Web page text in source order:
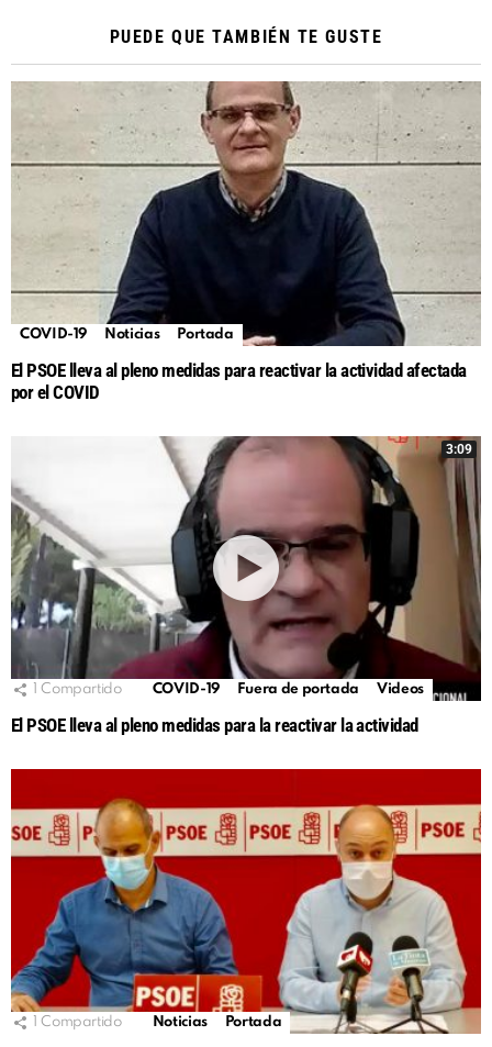
PUEDE QUE TAMBIÉN TE GUSTE
COVID-19 Noticias Portada
El PSOE lleva al pleno medidas para reactivar la actividad afectada
por el COVID
3:09
Compartido COVID-19 Fuera de portada Videos
El PSOE lleva al pleno medidas para la reactivar la actividad
Compartido Noticias Portada